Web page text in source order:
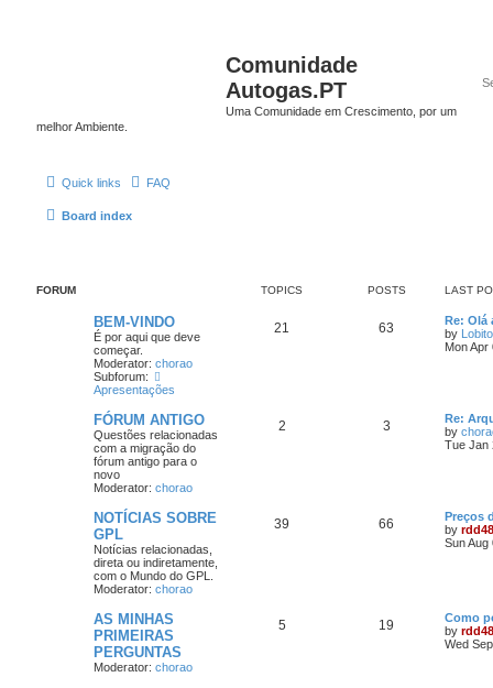
Comunidade
Autogas.PT
Uma Comunidade em Crescimento, por um
melhor Ambiente.
Quick links FAQ
Board index
FORUM TOPICS POSTS LAST
BEM-VINDO
É por aqui que deve
começar.
Moderator: chorao
Subforum:
Apresentações
21 63
Re: Olá
by Lobito
Mon Apr
FÓRUM ANTIGO
Questões relacionadas
com a migração do
fórum antigo para o
novo
Moderator: chorao
2 3
Re:
by
Tue Jan
NOTÍCIAS SOBRE
GPL
Notícias relacionadas,
direta ou indiretamente,
com o Mundo do GPL.
Moderator: chorao
39 66
Preços
by
Sun Aug
AS MINHAS
PRIMEIRAS
PERGUNTAS
Moderator: chorao
5 19
Como
by
Wed